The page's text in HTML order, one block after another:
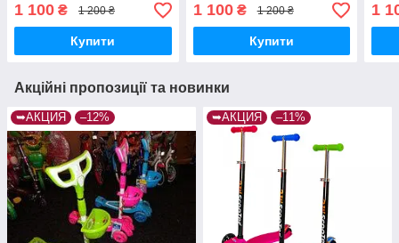
1 100 ₴ 1 200 ₴
Купити
1 100₴ 1 200 ₴
Купити
1
Акційні пропозиції та новинки
➥АКЦИЯ –12% ➥АКЦИЯ –11%